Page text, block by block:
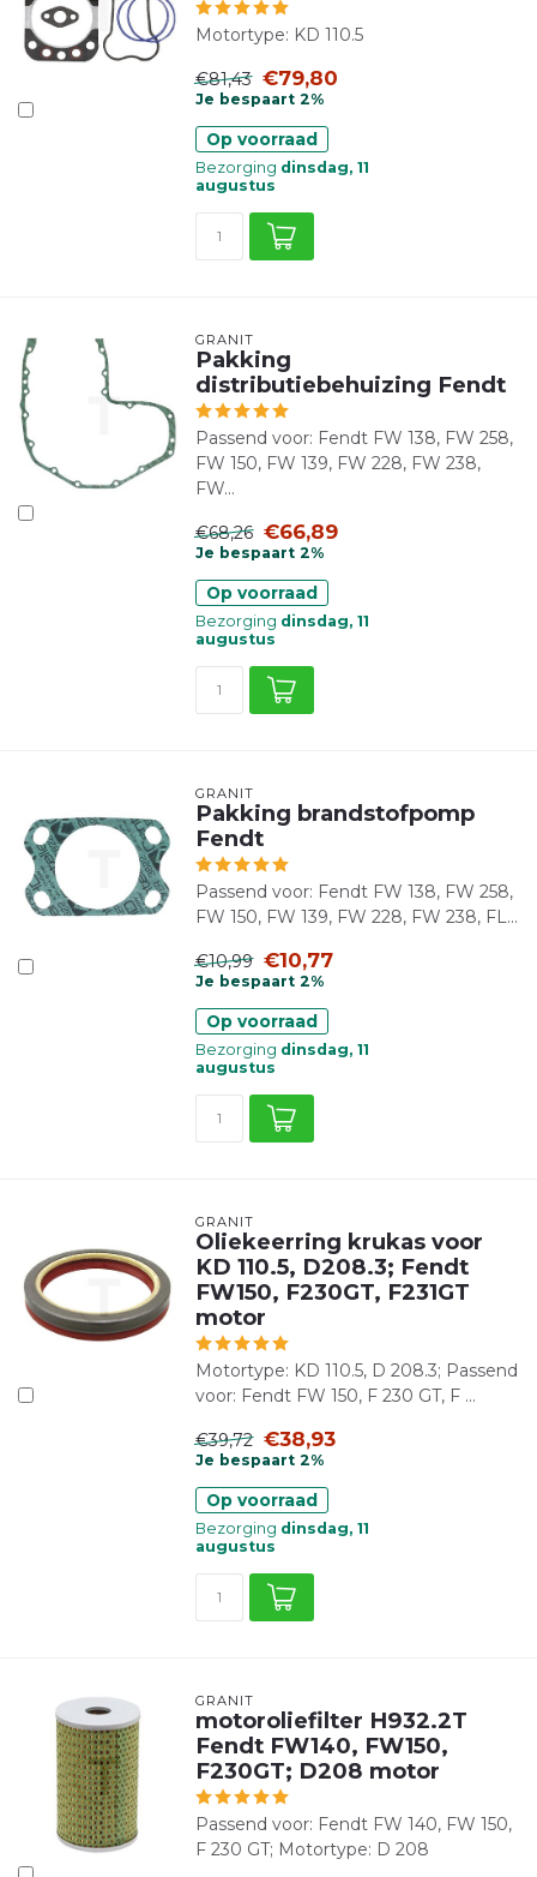
Motortype: KD 110.5
€81,43 €79,80
Je bespaart 2%
Op voorraad
Bezorging dinsdag, 11
augustus
GRANIT
Pakking
distributiebehuizing Fendt
Passend voor: Fendt FW 138, FW 258,
FW 150, FW 139, FW 228, FW 238,
FW...
€68,26 €66,89
Je bespaart 2%
Op voorraad
Bezorging dinsdag, 11
augustus
GRANIT
Pakking brandstofpomp
Fendt
Passend voor: Fendt FW 138, FW 258,
FW 150, FW 139, FW 228, FW 238, FL...
€10,99 €10,77
Je bespaart 2%
Op voorraad
Bezorging dinsdag, 11
augustus
GRANIT
Oliekeerring krukas voor
KD 110.5, D208.3; Fendt
FW150, F230GT, F231GT
motor
Motortype: KD 110.5, D 208.3; Passend
voor: Fendt FW 150, F 230 GT, F ...
€39,72 €38,93
Je bespaart 2%
Op voorraad
Bezorging dinsdag, 11
augustus
GRANIT
motoroliefilter H932.2T
Fendt FW140, FW150,
F230GT; D208 motor
Passend voor: Fendt FW 140, FW 150,
F 230 GT; Motortype: D 208